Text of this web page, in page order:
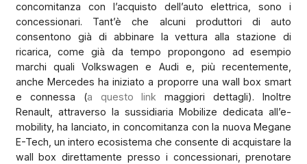
concomitanza con l’acquisto dell’auto elettrica, sono i
concessionari. Tant’è che alcuni produttori di auto
consentono già di abbinare la vettura alla stazione di
ricarica, come già da tempo propongono ad esempio
marchi quali Volkswagen e Audi e, più recentemente,
anche Mercedes ha iniziato a proporre una wall box smart
e connessa (a questo link maggiori dettagli). Inoltre
Renault, attraverso la sussidiaria Mobilize dedicata all’e-
mobility, ha lanciato, in concomitanza con la nuova Megane
E-Tech, un intero ecosistema che consente di acquistare la
wall box direttamente presso i concessionari, prenotare